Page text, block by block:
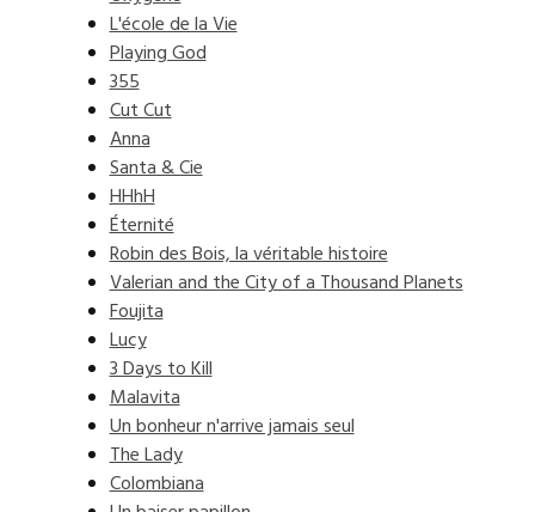
L'école de la Vie
Playing God
355
Cut Cut
Anna
Santa & Cie
HHhH
Éternité
Robin des Bois, la véritable histoire
Valerian and the City of a Thousand Planets
Foujita
Lucy
3 Days to Kill
Malavita
Un bonheur n'arrive jamais seul
The Lady
Colombiana